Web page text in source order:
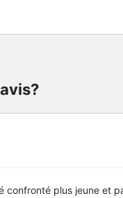
confronté plus jeune et